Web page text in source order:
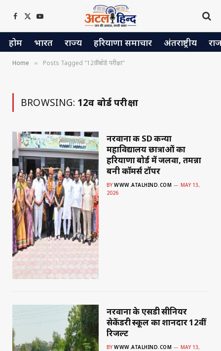
Facebook
X
(Twitter)
YouTube
होम भारत राज्य हरियाणा समाचार अंतराष्ट्रीय
Home » Posts Tagged "12वीं बोर्ड परीक्षा"
BROWSING: 12वीं बोर्ड परीक्षा
नरवाना की SD कन्या
महाविद्यालय छात्राओं का
हरियाणा बोर्ड में जलवा, तमन्ना
बनी कॉमर्स टॉपर
BY WWW.ATALHIND.COM
MAY 13,
2026
नरवाना के एसडी सीनियर
सेकेंडरी स्कूल का शानदार 12वीं
रिजल्ट
BY WWW.ATALHIND.COM
MAY 13,